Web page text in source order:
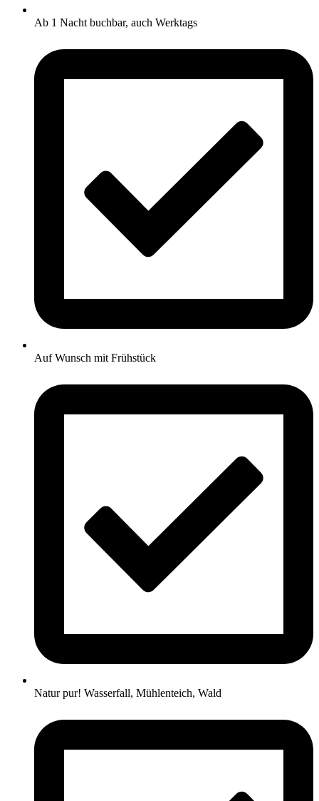
Ab 1 Nacht buchbar, auch Werktags
Auf Wunsch mit Frühstück
Natur pur! Wasserfall, Mühlenteich, Wald